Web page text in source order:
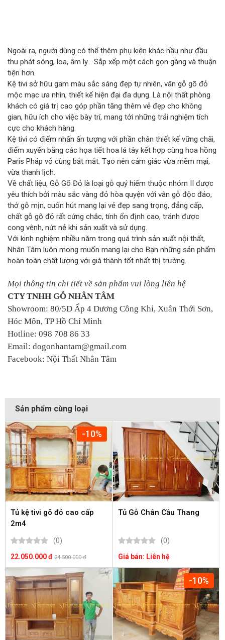
Ngoài ra, người dùng có thể thêm phụ kiện khác hầu như đầu
thu phát sóng, loa, âm ly... Sắp xếp một cách gọn gàng và thuận
tiện hơn.
Kệ tivi sở hữu gam màu sắc sáng đẹp tự nhiên, vân gỗ gõ đỏ
mộc mạc ưa nhìn, thiết kế hiện đại đa dụng. Là nội thất phòng
khách có giá trị cao góp phần tăng thêm vẻ đẹp cho không
gian, hữu ích cho việc bày trí, mang tới những trải nghiệm tích
cực cho khách hàng.
Kệ tivi có điểm nhấn ấn tượng với phần chân thiết kế vững chãi,
điểm xuyến bằng các họa tiết hoa lá tây kết hợp cùng hoa hồng
Paris Pháp vô cùng bắt mắt. Tạo nên cảm giác vừa mềm mại,
vừa thanh lịch.
Về chất liệu, Gỗ Gõ Đỏ là loại gỗ quý hiếm thuộc nhóm II được
yêu thích bởi màu sắc vàng đỏ hòa quyện với vân gỗ độc đáo,
thớ gỗ mịn, cuốn hút mang lại vẻ đẹp sang trọng, đẳng cấp,
chất gỗ gõ đỏ rất cứng chắc, tính ổn định cao, tránh được
cong vênh, nứt nẻ khi sản xuất và sử dụng.
Với kinh nghiệm nhiều năm trong quá trình sản xuất nội thất,
Nhân Tâm luôn mong muốn mang lại cho Bạn những sản phẩm
hoàn toàn chất lượng với giá thành tốt nhất thị trường.
Mọi thông tin chi tiết về sản phẩm vui lòng liên hệ
CTY TNHH GỖ NHÂN TÂM
Showroom: 80/5D Ấp 4 Dương Công Khi, Xuân Thới Sơn,
Hóc Môn, TP Hồ Chí Minh
Hotline: 098 708 86 33
Email: dogonhantam@gmail.com
Facebook: Nội Thất Nhân Tâm
Sản phẩm cùng loại
-10%
Tủ kệ tivi gõ đỏ cao cấp
2m4
(0)
22.050.000 đ 24.500.000 đ
Tủ Gỗ Chân Cầu Thang
(0)
Giá bán: Liên hệ
-10%